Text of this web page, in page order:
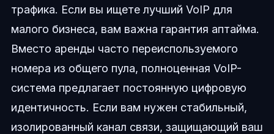
трафика. Если вы ищете лучший VoIP для
малого бизнеса, вам важна гарантия аптайма.
Вместо аренды часто переиспользуемого
номера из общего пула, полноценная VoIP-
система предлагает постоянную цифровую
идентичность. Если вам нужен стабильный,
изолированный канал связи, защищающий ваш